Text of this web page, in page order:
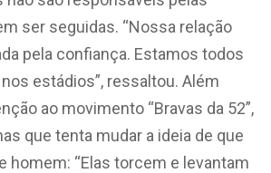
ser seguidas. “Nossa relação
pela confiança. Estamos todos
estádios”, ressaltou. Além
ao movimento “Bravas da 52”,
que tenta mudar a ideia de que
homem: “Elas torcem e levantam